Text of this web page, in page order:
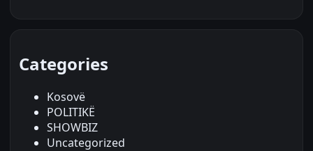
Categories
Kosovë
POLITIKË
SHOWBIZ
Uncategorized